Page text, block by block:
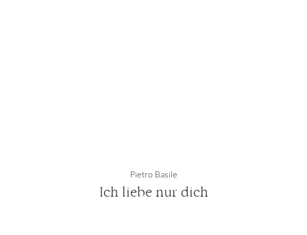
Pietro Basile
Ich liebe nur dich